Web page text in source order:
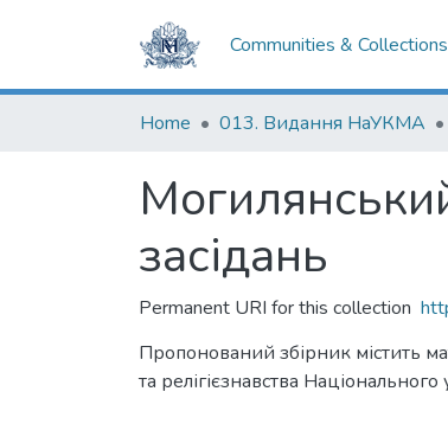
Communities & Collections
Home 013. Видання НаУКМА
засідань
Permanent URI for this collection
Пропонований збірник містить
та релігієзнавства